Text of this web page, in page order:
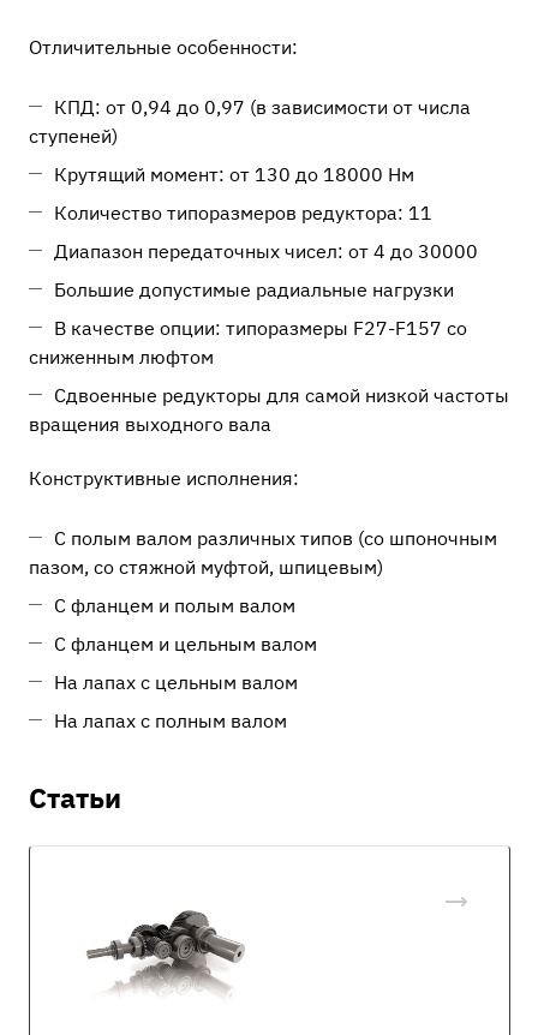
Отличительные особенности:
КПД: от 0,94 до 0,97 (в зависимости от числа
ступеней)
Крутящий момент: от 130 до 18000 Нм
Количество типоразмеров редуктора: 11
Диапазон передаточных чисел: от 4 до 30000
Большие допустимые радиальные нагрузки
В качестве опции: типоразмеры F27-F157 со
сниженным люфтом
Сдвоенные редукторы для самой низкой частоты
вращения выходного вала
Конструктивные исполнения:
С полым валом различных типов (со шпоночным
пазом, со стяжной муфтой, шпицевым)
С фланцем и полым валом
С фланцем и цельным валом
На лапах с цельным валом
На лапах с полным валом
Статьи